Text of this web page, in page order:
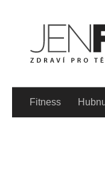
Fitness